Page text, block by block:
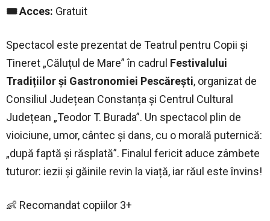
🎟 Acces: Gratuit
Spectacol este prezentat de Teatrul pentru Copii și
Tineret „Căluțul de Mare” în cadrul Festivalului
Tradițiilor și Gastronomiei Pescărești, organizat de
Consiliul Județean Constanța și Centrul Cultural
Județean „Teodor T. Burada”. Un spectacol plin de
vioiciune, umor, cântec și dans, cu o morală puternică:
„după faptă și răsplată”. Finalul fericit aduce zâmbete
tuturor: iezii și găinile revin la viață, iar răul este învins!
👶 Recomandat copiilor 3+